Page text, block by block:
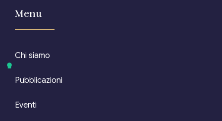
Menu
Chi siamo
Pubblicazioni
Eventi